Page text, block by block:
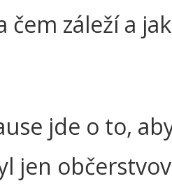
čem záleží a
jde o to,
jen